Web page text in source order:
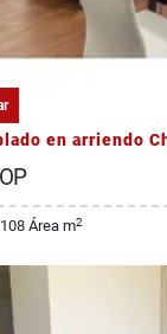
en arriendo
Área m2